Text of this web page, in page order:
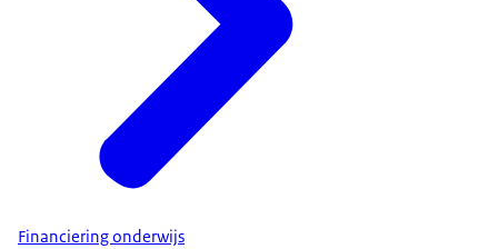
Financiering onderwijs